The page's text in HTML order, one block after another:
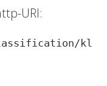
URI:
kl